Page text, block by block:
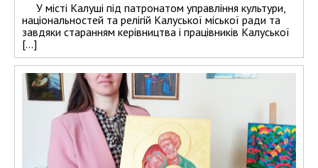
У місті Калуші під патронатом управління культури,
національностей та релігій Калуської міської ради та
завдяки старанням керівництва і працівників Калуської
[…]